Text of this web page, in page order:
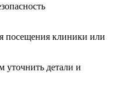
посещения клиники или
уточнить детали и